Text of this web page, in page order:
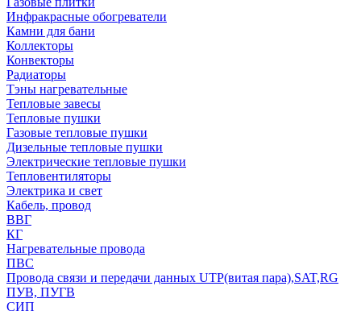
Инфракрасные обогреватели
Камни для бани
Коллекторы
Конвекторы
Радиаторы
Тэны нагревательные
Тепловые завесы
Тепловые пушки
Газовые тепловые пушки
Дизельные тепловые пушки
Электрические тепловые пушки
Тепловентиляторы
Электрика и свет
Кабель, провод
ВВГ
КГ
Нагревательные провода
ПВС
Провода связи и передачи данных UTP(витая пара),SAT,RG
ПУВ, ПУГВ
СИП